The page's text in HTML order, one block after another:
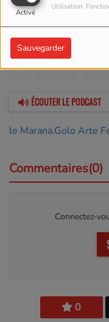
Activé
Utilisation:
Sauvegarder
0
03
1274
ÉCOUTER LE PODCAST
le Marana.Golo Arte
Commentaires(0)
Connectez-